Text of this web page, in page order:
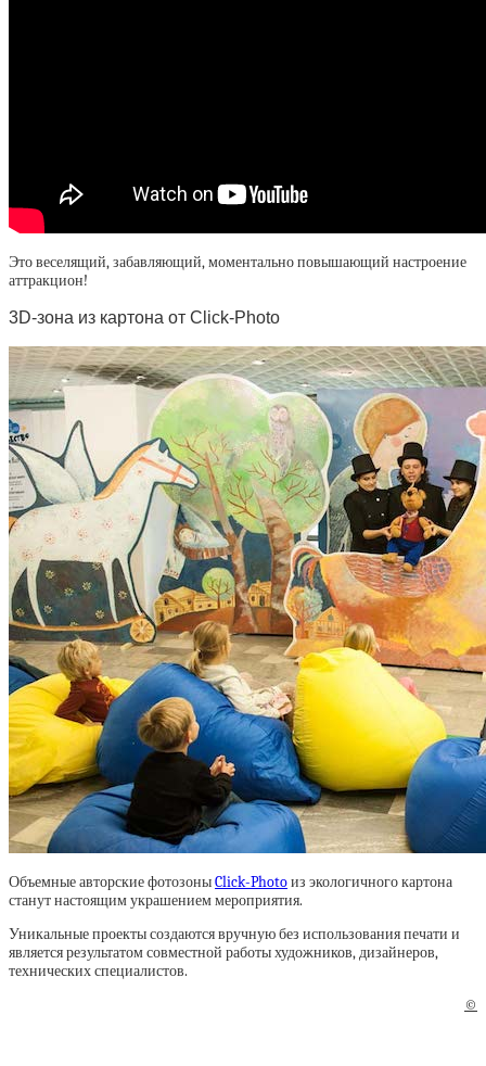
Это веселящий, забавляющий, моментально повышающий настроение
аттракцион!
3D-зона из картона от Click-Photo
Объемные авторские фотозоныClick-Photoиз экологичного картона
станут настоящим украшением мероприятия.
Уникальные проекты создаются вручную без использования печати и
является результатом совместной работы художников, дизайнеров,
технических специалистов.
©